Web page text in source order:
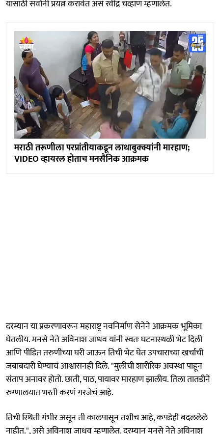
यासाठी सर्वांनी प्रयत्न करावेत असं रवींद्र चव्हाण म्हणालेत.
मराठी तरूणीला परप्रांतीयाकडून लाथाबुक्क्यांनी मारहाण;
VIDEO व्हायरल होताच मनसैनिक आक्रमक
दरम्यान या प्रकरणावरून महाराष्ट्र नवनिर्माण सेनेने आक्रमक भूमिका
घेतलीय. मनसे नेते अविनाश जाधव यांनी स्वतः घटनास्थळी भेट दिली
आणि पीडित तरुणीच्या घरी जाऊन तिची भेट घेत उपचाराच्या खर्चाची
जबाबदारी घेण्याचं आश्वासनही दिले. "मुलीची शारीरिक अवस्था पाहून
संताप अनावर होतो. छाती, पाठ, पायावर मारहाण झालीय. तिला तातडीने
रुग्णालयात भरती करणं गरजेचं आहे.
तिची स्थिती गंभीर असून ती कालपासून तशीच आहे, कपडेही बदललेले
नाहीत.", असे अविनाश जाधव म्हणालेत. दरम्यान मनसे नेते अविनाश